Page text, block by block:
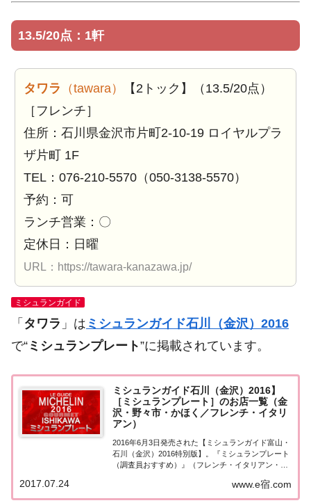
13.5/20点：1軒
タワラ （tawara）
【2トック】（13.5/20点）
［フレンチ］
住所：石川県金沢市片町2-10-19 ロイヤルプラ
ザ片町 1F
TEL：076-210-5570（050-3138-5570）
予約：可
ランチ営業：〇
定休日：日曜
URL：https://tawara-kanazawa.jp/
ミシュランガイド
「 タワラ 」は ミシュランガイド石川（金沢）2016
で“ ミシュランプレート”に掲載されています。
ミシュランガイド石川（金沢）2016】
［ミシュランプレート］のお店一覧（金
沢・野々市・かほく／フレンチ・イタリ
アン）
2016年6月3日発売された【ミシュランガイド富山・
石川（金沢）2016特別版】。『ミシュランプレート
（調査員おすすめ）』（フレンチ・イタリアン・洋
載店を一覧にまとめました。ミシュラン石川（金
沢）2016 ミシュランプレート「ミシュラ...
www.e宿.com
2017.07.24